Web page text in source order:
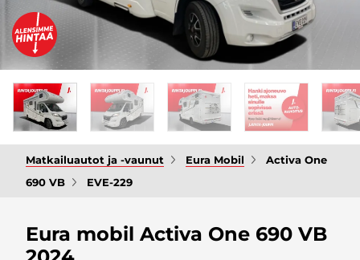
Matkailuautot ja -vaunut Eura Mobil
Activa One
690 VB
EVE-229
Eura mobil Activa One 690 VB